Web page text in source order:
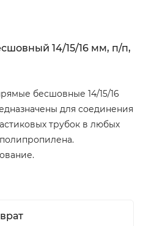
14/15/16 мм, п/п,
бесшовные 14/15/16
для соединения
трубок в любых